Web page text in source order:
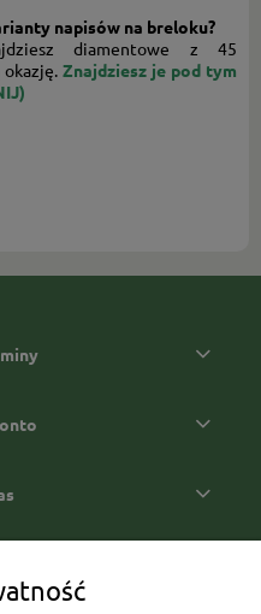
napisów na breloku?
diamentowe z 45
Znajdziesz je pod tym